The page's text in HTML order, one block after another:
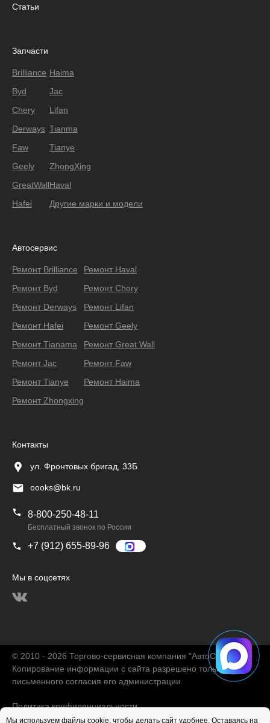
Статьи
Запчасти
Brilliance
Byd
Chery
Derways
Faw
Geely
GreatWall
Hafei
Haima
Jac
Lifan
Tianma
Tianye
ZhongXing
Haval
Другие марки и модели
Автосервис
Ремонт Brilliance
Ремонт Byd
Ремонт Derways
Ремонт Hafei
Ремонт Тianama
Ремонт Jac
Ремонт Tianye
Ремонт Zhongxing
Ремонт Haval
Ремонт Chery
Ремонт Lifan
Ремонт Geely
Ремонт Great Wall
Ремонт Faw
Ремонт Haima
Контакты
ул. Фронтовых бригад, 33Б
oooks@bk.ru
8-800-250-48-11
Бесплатный звонок по России
+7 (912) 655-89-96
Мы в соцсетях
© 2010 - 2026 Торгово-сервисная компания "АвтоChina"
Копирование информации с сайта разрешено только с
письменного согласия его администрации
Политика конфиденциальности
Мы используем файлы cookie, чтобы делать сайт удобнее. Оставаясь на